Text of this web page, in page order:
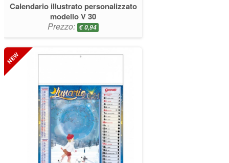
Calendario illustrato personalizzato
modello V 30
Prezzo: €0,94